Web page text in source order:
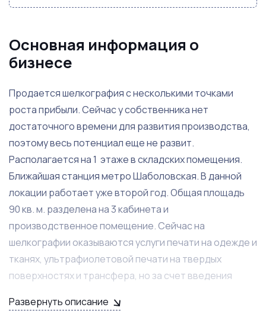
Основная информация о
бизнесе
Продается шелкография с несколькими точками
роста прибыли. Сейчас у собственника нет
достаточного времени для развития производства,
поэтому весь потенциал еще не развит.
Располагается на 1 этаже в складских помещения.
Ближайшая станция метро Шаболовская. В данной
локации работает уже второй год. Общая площадь
90 кв. м. разделена на 3 кабинета и
производственное помещение. Сейчас на
шелкографии оказываются услуги печати на одежде и
тканях, ультрафиолетовой печати на твердых
поверхностях и трансфера, но за счет введения
увеличить выручку. Персонал не укомплектован, но
Развернуть описание